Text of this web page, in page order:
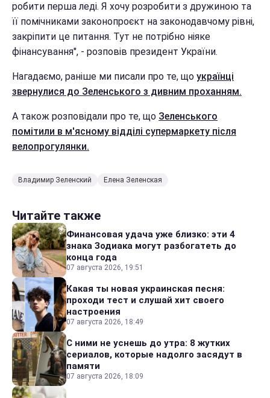
робити перша леді. Я хочу розробити з дружиною та
її помічниками законопроєкт на законодавчому рівні,
закріпити це питання. Тут не потрібно ніяке
фінансування", - розповів президент України.
Нагадаємо, раніше ми писали про те, що українці
звернулися до Зеленського з дивним проханням.
А також розповідали про те, що Зеленського
помітили в м'ясному відділі супермаркету після
велопрогулянки.
Владимир Зеленский Елена Зеленская
Читайте также
Финансовая удача уже близко: эти 4
знака Зодиака могут разбогатеть до
конца года
07 августа 2026, 19:51
Какая ты новая украинская песня:
проходи тест и слушай хит своего
настроения
07 августа 2026, 18:49
С ними не уснешь до утра: 8 жутких
сериалов, которые надолго засядут в
памяти
07 августа 2026, 18:09